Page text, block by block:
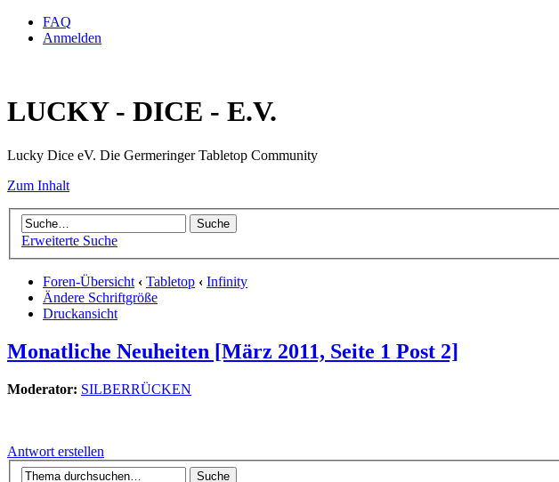
FAQ
Anmelden
LUCKY - DICE - E.V.
Lucky Dice eV. Die Germeringer Tabletop Community
Zum Inhalt
Erweiterte Suche
Foren-Übersicht ‹ Tabletop ‹ Infinity
Ändere Schriftgröße
Druckansicht
Monatliche Neuheiten [März 2011, Seite 1 Post 2]
Moderator: SILBERRÜCKEN
Antwort erstellen